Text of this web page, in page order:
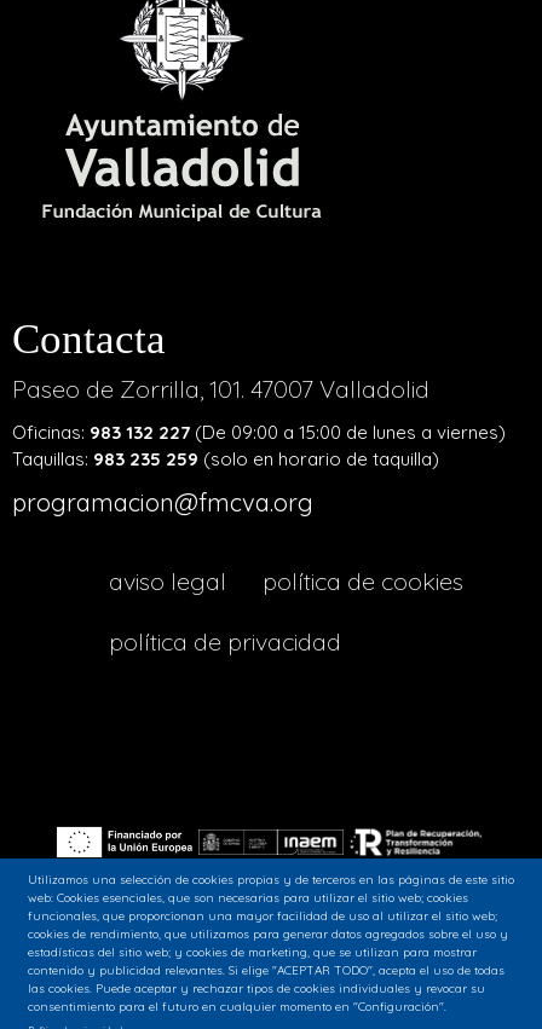
Contacta
Paseo de Zorrilla, 101. 47007 Valladolid
Oficinas: 983 132 227 (De 09:00 a 15:00 de lunes a viernes)
Taquillas: 983 235 259 (solo en horario de taquilla)
programacion@fmcva.org
menu
footer
aviso legal
política de cookies
política de privacidad
Utilizamos una selección de cookies propias y de terceros en las páginas de este sitio
web: Cookies esenciales, que son necesarias para utilizar el sitio web; cookies
funcionales, que proporcionan una mayor facilidad de uso al utilizar el sitio web;
cookies de rendimiento, que utilizamos para generar datos agregados sobre el uso y
estadísticas del sitio web; y cookies de marketing, que se utilizan para mostrar
contenido y publicidad relevantes. Si elige "ACEPTAR TODO", acepta el uso de todas
las cookies. Puede aceptar y rechazar tipos de cookies individuales y revocar su
consentimiento para el futuro en cualquier momento en "Configuración".
Siguenos en nuestras redes sociales: